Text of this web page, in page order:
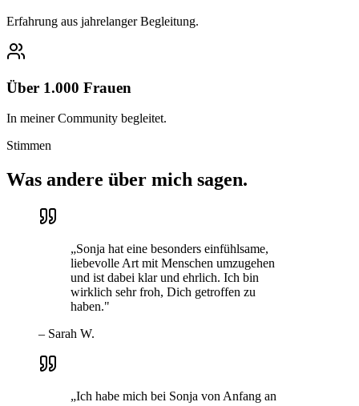
Erfahrung aus jahrelanger Begleitung.
Über 1.000 Frauen
In meiner Community begleitet.
Stimmen
Was andere über mich sagen.
„Sonja hat eine besonders einfühlsame,
liebevolle Art mit Menschen umzugehen
und ist dabei klar und ehrlich. Ich bin
wirklich sehr froh, Dich getroffen zu
haben."
– Sarah W.
„Ich habe mich bei Sonja von Anfang an